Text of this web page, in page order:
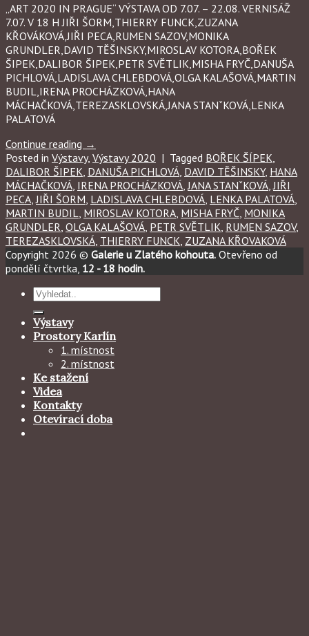
„ART 2020 IN PRAGUE“ VÝSTAVA OD 7.07. – 22.08. VERNISÁŽ
7.07. V 18 H JIŘI ŠORM,THIERRY FUNCK,ZUZANA
KŘOVÁKOVÁ,JIŘI PECA,RUMEN SAZOV,MONIKA
GRUNDLER,DAVID TĚŠINSKY,MIROSLAV KOTORA,BOŘEK
ŠIPEK,DALIBOR ŠIPEK,PETR SVĚTLIK,MISHA FRYČ,DANUŠA
PICHLOVÁ,LADISLAVA CHLEBDOVÁ,OLGA KALAŠOVÁ,MARTIN
BUDIL,IRENA PROCHÁZKOVÁ,HANA
MÁCHAČKOVÁ,TEREZASKLOVSKÁ,JANA STANˇKOVÁ,LENKA
PALATOVÁ
Continue reading →
Posted in Výstavy, Výstavy 2020 | Tagged BOŘEK ŠÍPEK
DALIBOR ŠIPEK DANUŠA PICHLOVÁ DAVID TĚŠINSKY, HANA
MÁCHAČKOVÁ IRENA PROCHÁZKOVÁ JANA STANˇKOVÁ JIŘI
PECA JIŘI ŠORM LADISLAVA CHLEBDOVÁ LENKA PALATOVÁ
MARTIN BUDIL MIROSLAV KOTORA MISHA FRYČ MONIKA
GRUNDLER OLGA KALAŠOVÁ PETR SVĚTLIK RUMEN SAZOV,
TEREZASKLOVSKÁ THIERRY FUNCK ZUZANA KŘOVAKOVÁ
Copyright 2026 © Galerie u Zlatého kohouta. Otevřeno od
pondělí čtvrtka, 12 - 18 hodin.
Hledat:
Výstavy
Prostory Karlín
1. místnost
2. místnost
Ke stažení
Videa
Kontakty
Otevírací doba